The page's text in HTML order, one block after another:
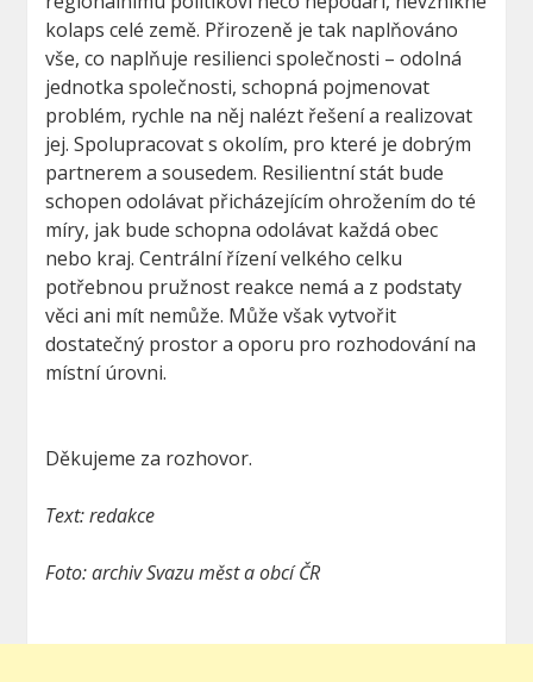
kolaps celé země. Přirozeně je tak naplňováno
vše, co naplňuje resilienci společnosti – odolná
jednotka společnosti, schopná pojmenovat
problém, rychle na něj nalézt řešení a realizovat
jej. Spolupracovat s okolím, pro které je dobrým
partnerem a sousedem. Resilientní stát bude
schopen odolávat přicházejícím ohrožením do té
míry, jak bude schopna odolávat každá obec
nebo kraj. Centrální řízení velkého celku
potřebnou pružnost reakce nemá a z podstaty
věci ani mít nemůže. Může však vytvořit
dostatečný prostor a oporu pro rozhodování na
místní úrovni.
Děkujeme za rozhovor.
Text: redakce
Foto: archiv Svazu měst a obcí ČR